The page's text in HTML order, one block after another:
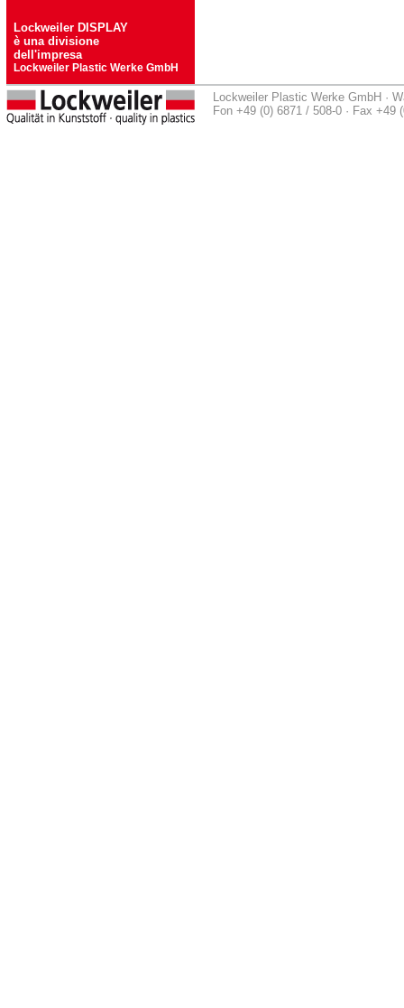
Lockweiler DISPLAY
è una divisione
dell'impresa
Lockweiler Plastic Werke GmbH
Lockweiler Plastic Werke GmbH ·
Fon +49 (0) 6871 / 508-0 · Fax +49